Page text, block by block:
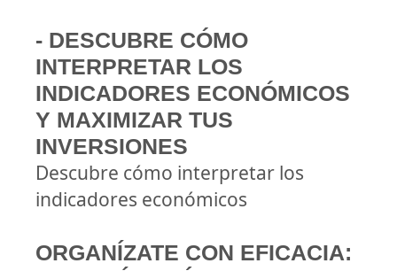
- DESCUBRE CÓMO
INTERPRETAR LOS
INDICADORES ECONÓMICOS
Y MAXIMIZAR TUS
INVERSIONES
Descubre cómo interpretar los
indicadores económicos
ORGANÍZATE CON EFICACIA: